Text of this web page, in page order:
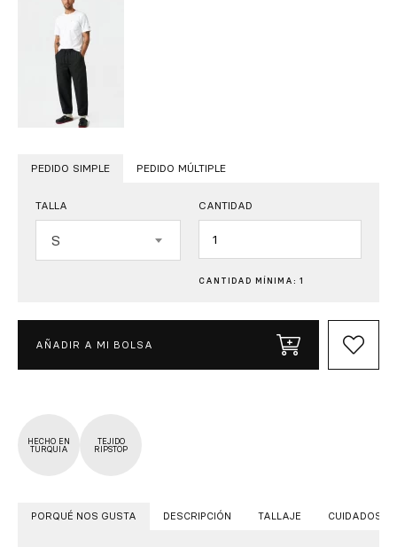
PEDIDO SIMPLE PEDIDO MÚLTIPLE
TALLA
S
CANTIDAD
CANTIDAD MÍNIMA: 1
AÑADIR A MI BOLSA
HECHO EN
TURQUIA
TEJIDO
RIPSTOP
PORQUÉ NOS GUSTA DESCRIPCIÓN TALLAJE CUIDADOS